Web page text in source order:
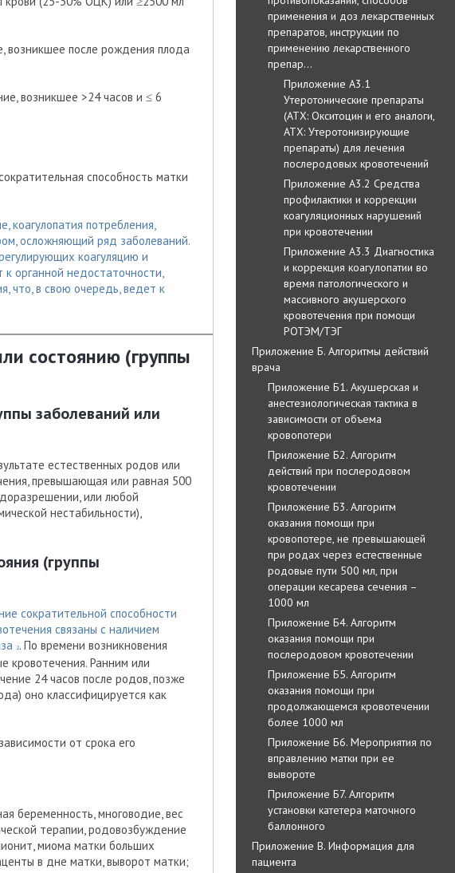
применения и доз лекарственных
препаратов, инструкции по
применению лекарственного
препар…
Приложение А3.1
Утеротонические препараты
(АТХ: Окситоцин и его аналоги,
АТХ: Утеротонизирующие
препараты) для лечения
послеродовых кровотечений
Приложение А3.2 Средства
профилактики и коррекции
коагуляционных нарушений
при кровотечении
Приложение А3.3 Диагностика
и коррекция коагулопатии во
время патологического и
массивного акушерского
кровотечения при помощи
РОТЭМ/ТЭГ
Приложение Б. Алгоритмы действий
врача
Приложение Б1. Акушерская и
анестезиологическая тактика в
зависимости от объема
кровопотери
Приложение Б2. Алгоритм
действий при послеродовом
кровотечении
Приложение Б3. Алгоритм
оказания помощи при
кровопотере, не превышающей
при родах через естественные
родовые пути 500 мл, при
операции кесарева сечения –
1000 мл
Приложение Б4. Алгоритм
оказания помощи при
послеродовом кровотечении
Приложение Б5. Алгоритм
оказания помощи при
продолжающемся кровотечении
более 1000 мл
Приложение Б6. Мероприятия по
вправлению матки при ее
вывороте
Приложение Б7. Алгоритм
установки катетера маточного
баллонного
Приложение В. Информация для
пациента
возникшее после рождения плода
возникшее >24 часов и ≤ 6
способность матки
коагулопатия потребления,
осложняющий ряд заболеваний.
коагуляцию и
органной недостаточности,
что, в свою очередь, ведет к
состоянию (группы
заболеваний или
естественных родов или
превышающая или равная 500
или любой
нестабильности),
(группы
сократительной способности
связаны с наличием
2. По времени возникновения
кровотечения. Ранним или
24 часов после родов, позже
оно классифицируется как
от срока его
беременность, многоводие, вес
терапии, родовозбуждение
миома матки больших
в дне матки, выворот матки;